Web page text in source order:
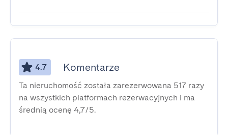
4.7 Komentarze
Ta nieruchomość została zarezerwowana 517 razy
na wszystkich platformach rezerwacyjnych i ma
średnią ocenę 4,7/5.